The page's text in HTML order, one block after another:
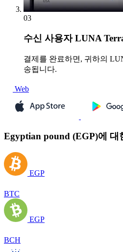
03
수신 사용자 LUNA
결제를 완료하면, 귀하의
송됩니다.
Web
Egyptian pound (EGP)에 대
EGP
BTC
EGP
BCH